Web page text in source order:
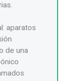
aparatos
de una